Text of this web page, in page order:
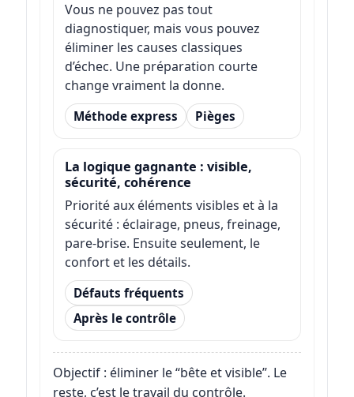
Vous ne pouvez pas tout
diagnostiquer, mais vous pouvez
éliminer les causes classiques
d’échec. Une préparation courte
change vraiment la donne.
Méthode express Pièges
La logique gagnante : visible,
sécurité, cohérence
Priorité aux éléments visibles et à la
sécurité : éclairage, pneus, freinage,
pare-brise. Ensuite seulement, le
confort et les détails.
Défauts fréquents
Après le contrôle
Objectif : éliminer le “bête et visible”. Le
reste, c’est le travail du contrôle.